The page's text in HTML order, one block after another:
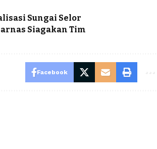
Sungai Selor
Siagakan Tim
Facebook